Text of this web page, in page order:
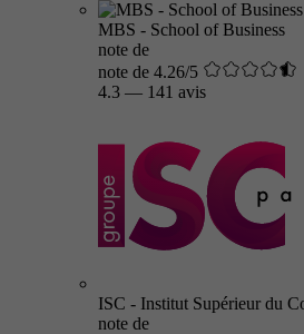
MBS - School of Business
note de
note de 4.26/5
4.3 — 141 avis
ISC - Institut Supérieur du
note de